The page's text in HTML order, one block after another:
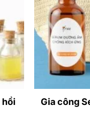
xuyên, làn da
tác hại từ môi
Không có các thành
hồi
Gia công